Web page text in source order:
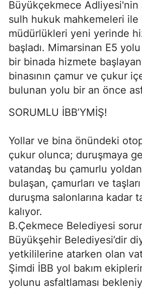
Büyükçekmece Adliyesi'nin
sulh hukuk mahkemeleri ile
müdürlükleri yeni yerinde
başladı. Mimarsinan E5
bir binada hizmete
binasının çamur ve çukur
bulunan yolu bir an önce
SORUMLU İBB’YMİŞ!
Yollar ve bina önündeki
çukur olunca; duruşmaya
vatandaş bu çamurlu yoldan
bulaşan, çamurları ve
duruşma salonlarına kadar
kalıyor.
B.Çekmece Belediyesi
Büyükşehir Belediyesi’dir
yetkililerine atarken olan
Şimdi İBB yol bakım
yolunu asfaltlaması